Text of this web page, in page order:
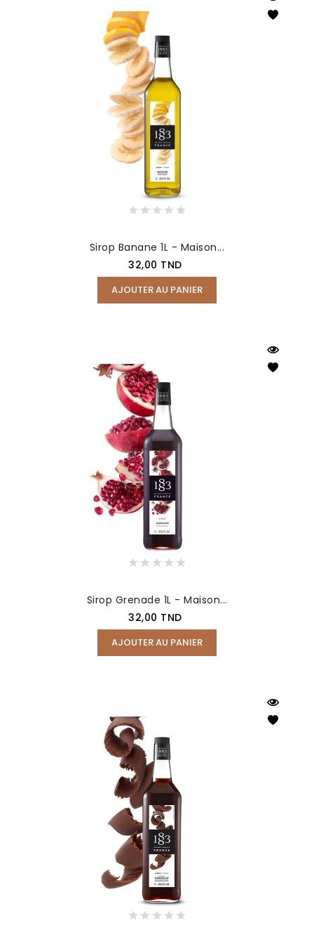
Sirop Banane 1L - Maison...
Prix
32,00 TND
AJOUTER AU PANIER
Sirop Grenade 1L - Maison...
Prix
32,00 TND
AJOUTER AU PANIER